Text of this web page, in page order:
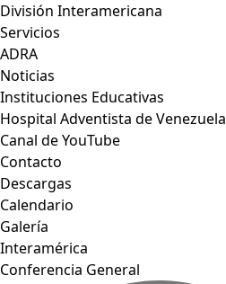
División Interamericana
Servicios
ADRA
Noticias
Instituciones Educativas
Hospital Adventista de Venezuela
Canal de YouTube
Contacto
Descargas
Calendario
Galería
Interamérica
Conferencia General